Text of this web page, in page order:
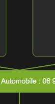
de
avec
des
des